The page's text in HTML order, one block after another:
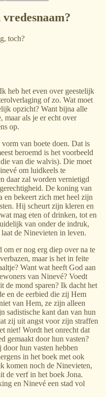
toch?
heb het even over geestelijk
of zo. Wat moet
opzicht? Want bijna alle
maar als je er echt over
op.
vorm van boete doen. Dat is
beroemd is het voorbeeld
van die walvis). Die moet
om luidkeels te
daar zal worden vernietigd
De koning van
en bekeert zich met heel zijn
Hij scheurt zijn kleren en
mag eten of drinken, tot en
van onder de indruk,
de Ninevieten in leven.
om er nog erg diep over na te
maar is het in feite
Want wat heeft God aan
van Ninevé? Voedt
de mond sparen? Ik dacht het
en de eerbied die zij Hem
van Hem, ze zijn alleen
sadistische kant dan van hun
zij uit angst voor zijn straffen
niet! Wordt het onrecht dat
gemaakt door hun vasten?
hun vasten hebben
in het boek met ook
komen noch de Ninevieten,
de verf in het boek Jona.
en Ninevé een stad vol